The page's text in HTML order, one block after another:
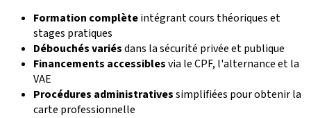
Formation complèteintégrant cours théoriques et
stages pratiques
Débouchés variésdans la sécurité privée et publique
Financements accessiblesvia le CPF, l'alternance et la
VAE
Procédures administrativessimplifiées pour obtenir la
carte professionnelle